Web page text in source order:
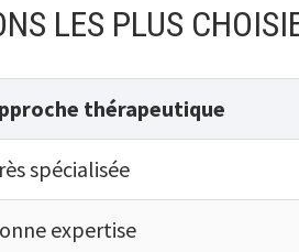
LES PLUS
thérapeutique
spécialisée
expertise